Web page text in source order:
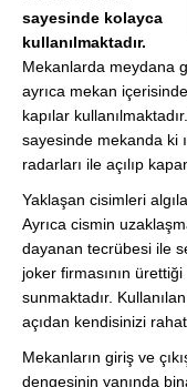
sayesinde kolayca
kullanılmaktadır.
Mekanlarda meydana
ayrıca mekan
kapılar
sayesinde mekanda ki
radarları ile açılıp
Yaklaşan cisimleri
Ayrıca cismin
dayanan tecrübesi ile
joker firmasının
sunmaktadır.
açıdan kendisinizi
Mekanların giriş ve
dengesinin yanında